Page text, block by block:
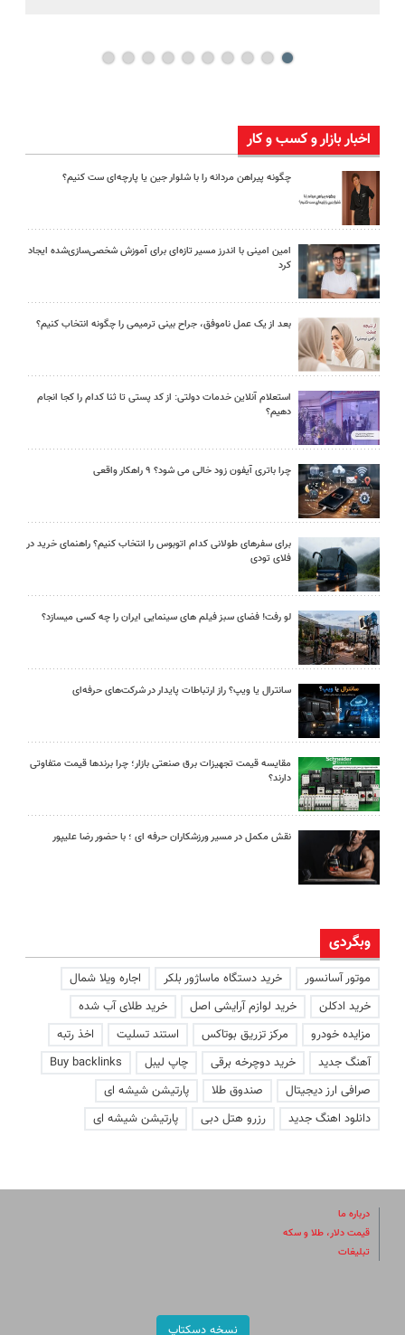
اخبار بازار و کسب و کار
چگونه پیراهن مردانه را با شلوار جین یا پارچه‌ای ست کنیم؟
امین امینی با اندرز مسیر تازه‌ای برای آموزش شخصی‌سازی‌شده ایجاد
کرد
بعد از یک عمل ناموفق، جراح بینی ترمیمی را چگونه انتخاب کنیم؟
استعلام آنلاین خدمات دولتی: از کد پستی تا ثنا کدام را کجا انجام
دهیم؟
چرا باتری آیفون زود خالی می شود؟ ۹ راهکار واقعی
برای سفرهای طولانی کدام اتوبوس را انتخاب کنیم؟ راهنمای خرید در
فلای تودی
لو رفت! فضای سبز فیلم های سینمایی ایران را چه کسی میسازد؟
سانترال یا ویپ؟ راز ارتباطات پایدار در شرکت‌های حرفه‌ای
مقایسه قیمت تجهیزات برق صنعتی بازار؛ چرا برندها قیمت متفاوتی
دارند؟
نقش مکمل در مسیر ورزشکاران حرفه ای ؛ با حضور رضا علیپور
وبگردی
موتور آسانسور خرید دستگاه ماساژور بلکر
اجاره ویلا شمال
خرید ادکلن
خرید لوازم آرایشی اصل
خرید طلای آب شده
مزایده خودرو
مرکز تزریق بوتاکس استند تسلیت
اخذ رتبه
آهنگ جدید
خرید دوچرخه برقی چاپ لیبل
Buy backlinks
صرافی ارز دیجیتال
صندوق طلا
پارتیشن شیشه ای
دانلود اهنگ جدید
رزرو هتل دبی پارتیشن شیشه ای
درباره ما
قیمت دلار، طلا و سکه
تبلیغات
نسخه دسکتاپ